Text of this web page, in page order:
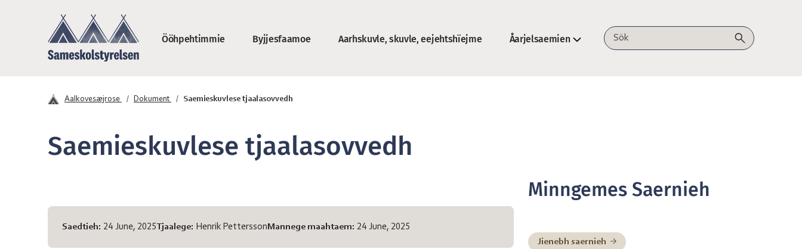
Saemieskuvleståvroe
Ööhpehtimmie Byjjesfaamoe Aarhskuvle, skuvle, eejehtshïejme Åarjelsaemien Sök på webbplatsen
Aalkovesæjrose Dokument Saemieskuvlese tjaalasovvedh
Saemieskuvlese tjaalasovvedh
Sïjhtedh diehte
Saedtieh: 24 June, 2025Tjaalege: Henrik Pettersson Mannege maahtaem: 24 June, 2025
Minngemes Saernieh
Jienebh saernieh